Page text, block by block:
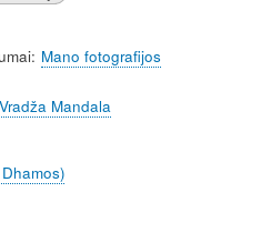
Mano fotografijos
Mandala